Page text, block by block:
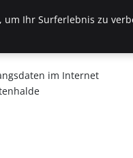
im Internet
um Ihr Surferlebnis zu